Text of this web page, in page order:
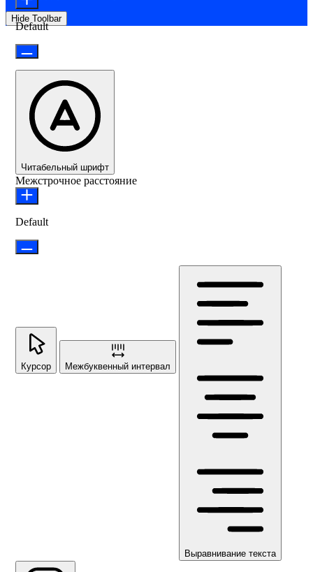
Hide Toolbar
Default
Читабельный шрифт
Межстрочное расстояние
Default
Курсор Межбуквенный интервал
Выравнивание текста